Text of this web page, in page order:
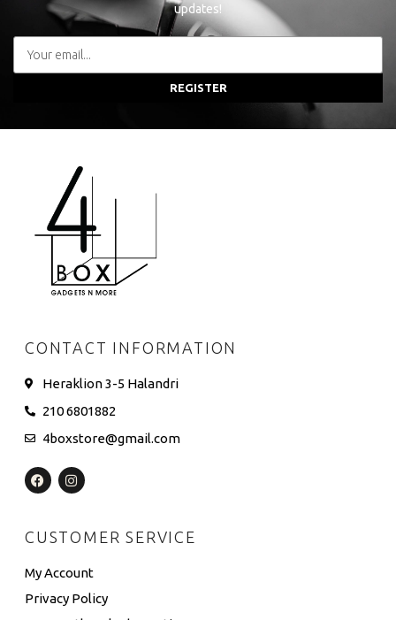
updates!
REGISTER
CONTACT INFORMATION
Heraklion 3-5 Halandri
210 6801882
4boxstore@gmail.com
CUSTOMER SERVICE
My Account
Privacy Policy